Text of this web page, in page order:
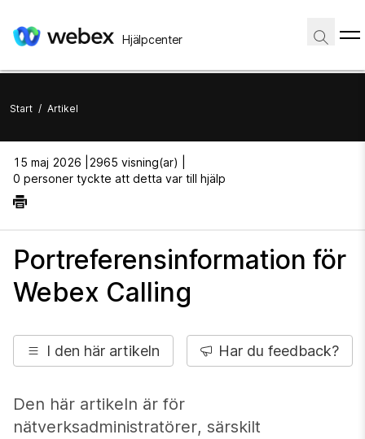
Hjälpcenter
Start / Artikel
15 maj 2026 |
2965 visning(ar) |
0 personer tyckte att detta var till hjälp
Portreferensinformation för
Webex Calling
I den här artikeln Har du feedback?
Den här artikeln är för
nätverksadministratörer, särskilt